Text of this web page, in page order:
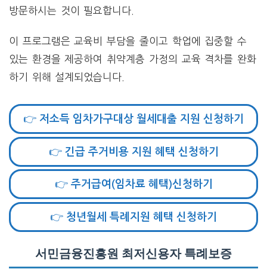
방문하시는 것이 필요합니다.
이 프로그램은 교육비 부담을 줄이고 학업에 집중할 수
있는 환경을 제공하여 취약계층 가정의 교육 격차를 완화
하기 위해 설계되었습니다.
👉 저소득 임차가구대상 월세대출 지원 신청하기
👉 긴급 주거비용 지원 혜택 신청하기
👉 주거급여(임차료 혜택)신청하기
👉 청년월세 특례지원 혜택 신청하기
서민금융진흥원 최저신용자 특례보증